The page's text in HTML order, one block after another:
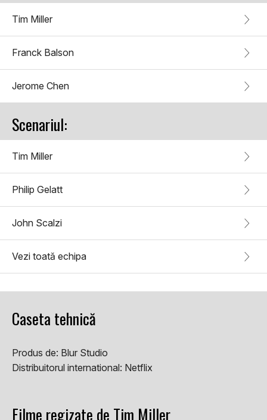
Tim Miller
Franck Balson
Jerome Chen
Scenariul:
Tim Miller
Philip Gelatt
John Scalzi
Vezi toată echipa
Caseta tehnică
Produs de: Blur Studio
Distribuitorul international: Netflix
Filme regizate de Tim Miller